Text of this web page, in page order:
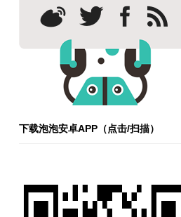
下载泡泡安卓APP（点击/扫描）